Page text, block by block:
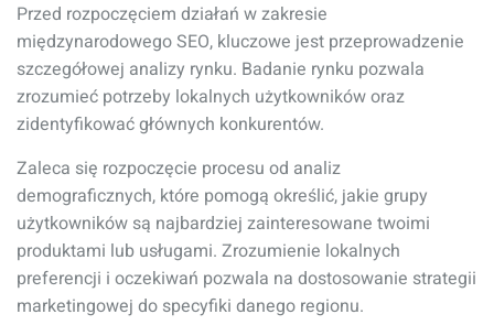
Przed rozpoczęciem działań w zakresie
międzynarodowego SEO, kluczowe jest przeprowadzenie
szczegółowej analizy rynku. Badanie rynku pozwala
zrozumieć potrzeby lokalnych użytkowników oraz
zidentyfikować głównych konkurentów.
Zaleca się rozpoczęcie procesu od analiz
demograficznych, które pomogą określić, jakie grupy
użytkowników są najbardziej zainteresowane twoimi
produktami lub usługami. Zrozumienie lokalnych
preferencji i oczekiwań pozwala na dostosowanie strategii
marketingowej do specyfiki danego regionu.